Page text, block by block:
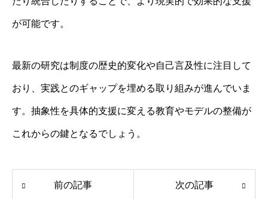
が可能です。
最新の研究は制度の歴史的変化や自己言及性に注目して
おり、実践とのギャップを埋める取り組みが進んでいま
す。抽象性を具体的支援に変える教育やモデルの整備が
これからの鍵となるでしょう。
前の記事 次の記事